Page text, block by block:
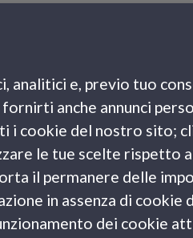
guida a orari, prezzi e
attrazioni da
analitici e, previo tuo
anche annunci
i cookie del nostro sito;
le tue scelte rispetto
il permanere delle
in assenza di cookie
dei cookie